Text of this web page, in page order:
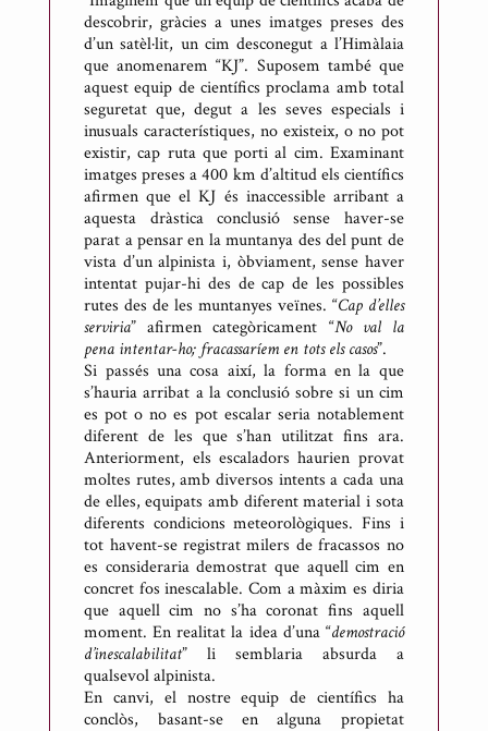
descobrir, gràcies a unes imatges preses des
d’un satèl·lit, un cim desconegut a l’Himàlaia
que anomenarem “KJ”. Suposem també que
aquest equip de científics proclama amb total
seguretat que, degut a les seves especials i
inusuals característiques, no existeix, o no pot
existir, cap ruta que porti al cim. Examinant
imatges preses a 400 km d’altitud els científics
afirmen que el KJ és inaccessible arribant a
aquesta dràstica conclusió sense haver-se
parat a pensar en la muntanya des del punt de
vista d’un alpinista i, òbviament, sense haver
intentat pujar-hi des de cap de les possibles
rutes des de les muntanyes veïnes. “Cap d’elles
serviria” afirmen categòricament “No val la
pena intentar-ho; fracassaríem en tots els casos”.
Si passés una cosa així, la forma en la que
s’hauria arribat a la conclusió sobre si un cim
es pot o no es pot escalar seria notablement
diferent de les que s’han utilitzat fins ara.
Anteriorment, els escaladors haurien provat
moltes rutes, amb diversos intents a cada una
de elles, equipats amb diferent material i sota
diferents condicions meteorològiques. Fins i
tot havent-se registrat milers de fracassos no
es consideraria demostrat que aquell cim en
concret fos inescalable. Com a màxim es diria
que aquell cim no s’ha coronat fins aquell
moment. En realitat la idea d’una “demostració
d’inescalabilitat” li semblaria absurda a
qualsevol alpinista.
En canvi, el nostre equip de científics ha
conclòs, basant-se en alguna propietat